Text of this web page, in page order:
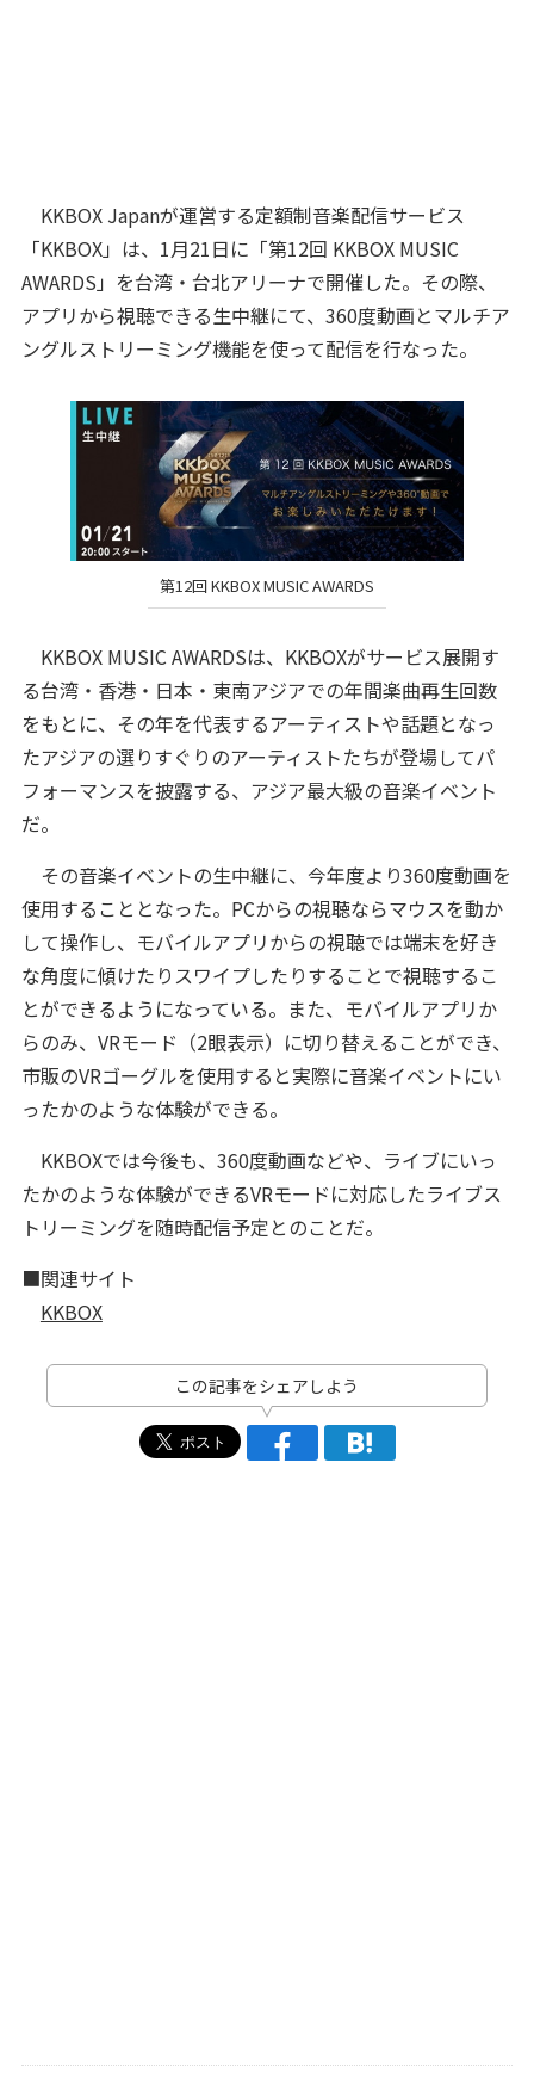
KKBOX Japanが運営する定額制音楽配信サービス
「KKBOX」は、1月21日に「第12回 KKBOX MUSIC
AWARDS」を台湾・台北アリーナで開催した。その際、
アプリから視聴できる生中継にて、360度動画とマルチア
ングルストリーミング機能を使って配信を行なった。
第12回 KKBOX MUSIC AWARDS
KKBOX MUSIC AWARDSは、KKBOXがサービス展開す
る台湾・香港・日本・東南アジアでの年間楽曲再生回数
をもとに、その年を代表するアーティストや話題となっ
たアジアの選りすぐりのアーティストたちが登場してパ
フォーマンスを披露する、アジア最大級の音楽イベント
だ。
その音楽イベントの生中継に、今年度より360度動画を
使用することとなった。PCからの視聴ならマウスを動か
して操作し、モバイルアプリからの視聴では端末を好き
な角度に傾けたりスワイプしたりすることで視聴するこ
とができるようになっている。また、モバイルアプリか
らのみ、VRモード（2眼表示）に切り替えることができ、
市販のVRゴーグルを使用すると実際に音楽イベントにい
ったかのような体験ができる。
KKBOXでは今後も、360度動画などや、ライブにいっ
たかのような体験ができるVRモードに対応したライブス
トリーミングを随時配信予定とのことだ。
■関連サイト
KKBOX
この記事をシェアしよう